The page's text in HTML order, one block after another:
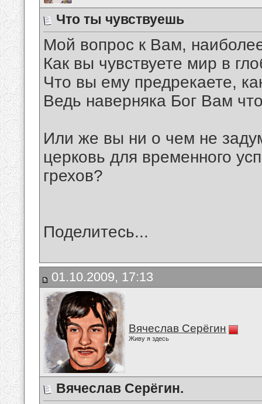
Что ты чувствуешь
Мой вопрос к Вам,
Как вы чувствуете мир в
Что вы ему предрекаете,
Ведь наверняка Бог Вам
Или же вы ни о чем не
церковь для временного
грехов?
Поделитесь...
01.10.2009, 17:13
Вячеслав Серёгин
Живу я здесь
Вячеслав Серёгин.